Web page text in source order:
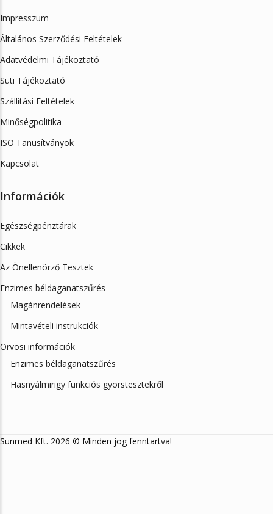
Impresszum
Általános Szerződési Feltételek
Adatvédelmi Tájékoztató
Süti Tájékoztató
Szállítási Feltételek
Minőségpolitika
ISO Tanusítványok
Kapcsolat
Információk
Egészségpénztárak
Cikkek
Az Önellenörző Tesztek
Enzimes béldaganatszűrés
Magánrendelések
Mintavételi instrukciók
Orvosi információk
Enzimes béldaganatszűrés
Hasnyálmirigy funkciós gyorstesztekről
Sunmed Kft. 2026 © Minden jog fenntartva!